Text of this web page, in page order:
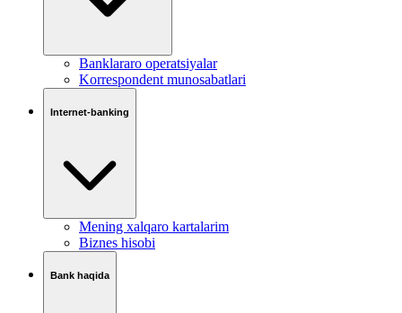
Banklararo operatsiyalar
Korrespondent munosabatlari
Internet-banking
Mening xalqaro kartalarim
Biznes hisobi
Bank haqida